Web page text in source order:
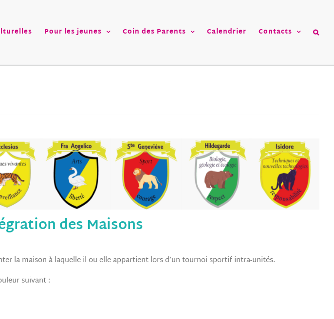
Pour les jeunes Coin des Parents Calendrier Contacts
des Maisons
la maison à laquelle il ou elle appartient lors d’un tournoi sportif intra-unités.
suivant :